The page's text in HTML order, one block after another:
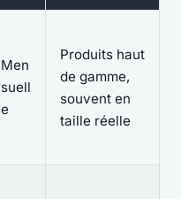
Men
suell
e
Produits haut
de gamme,
souvent en
taille réelle